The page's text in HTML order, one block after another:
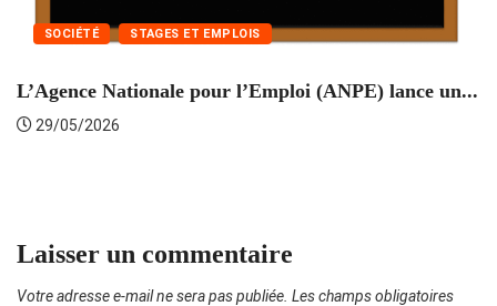
SOCIÉTÉ STAGES ET EMPLOIS
L’Agence Nationale pour l’Emploi (ANPE) lance un...
29/05/2026
Laisser un commentaire
Votre adresse e-mail ne sera pas publiée. Les champs obligatoires